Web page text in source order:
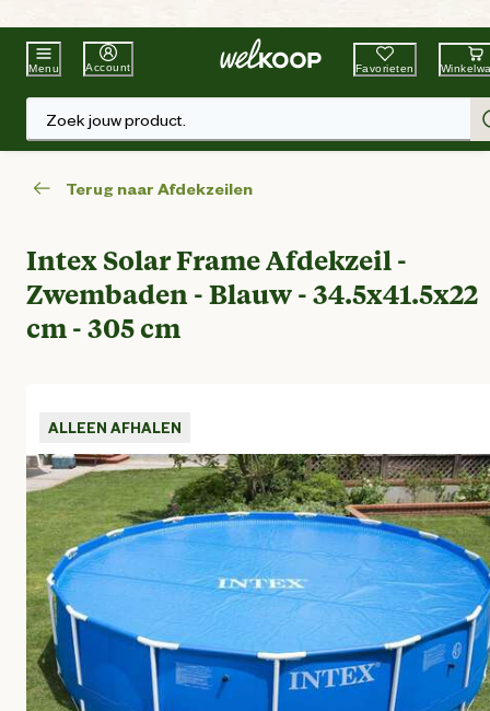
Beste WinkelketenTuin & Dier
Menu Account Favorieten
Zoek jouw product.
Terug naar Afdekzeilen
Intex Solar Frame Afdekzeil -
Zwembaden - Blauw - 34.5x41.5x22
cm - 305 cm
ALLEEN AFHALEN